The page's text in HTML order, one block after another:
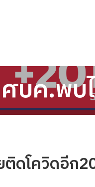
ศบค.พบ
ดโควิดอีก